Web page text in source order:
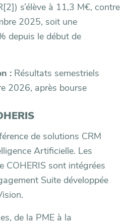
[2]) s’élève à 11,3 M€, contre
2025, soit une
depuis le début de
: Résultats semestriels
2026, après bourse
de solutions CRM
Artificielle. Les
COHERIS sont intégrées
Suite développée
de la PME à la